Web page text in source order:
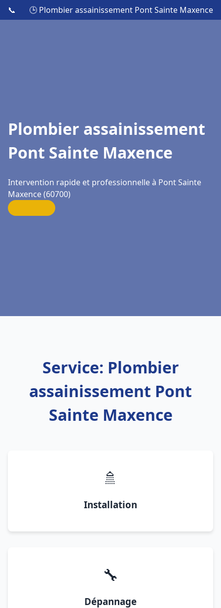
📞 🕒 Plombier assainissement Pont Sainte Maxence
Plombier assainissement
Pont Sainte Maxence
Intervention rapide et professionnelle à Pont Sainte
Maxence (60700)
Service: Plombier
assainissement Pont
Sainte Maxence
🚿
Installation
🔧
Dépannage